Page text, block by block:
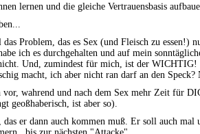
lernen und die gleiche Vertrauensbasis
Problem, das es Sex (und Fleisch zu
ich es durchgehalten und auf mein
Und, zumindest für mich, ist der
macht, ich aber nicht ran darf an den Speck?
wahrend und nach dem Sex mehr Zeit für
geoßhaberisch, ist aber so).
er dann auch kommen muß. Er soll auch
zur nächsten "Attacke"....